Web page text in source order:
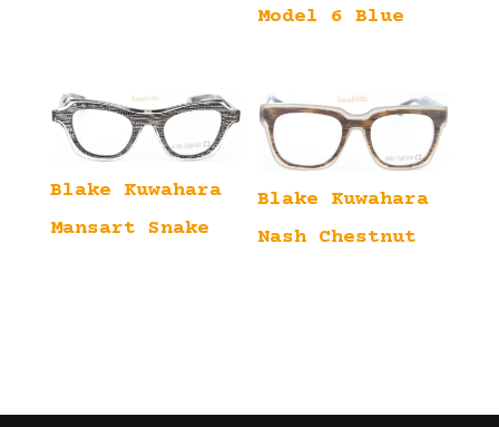
Model 6 Blue
Blake Kuwahara
Mansart Snake
Blake Kuwahara
Nash Chestnut